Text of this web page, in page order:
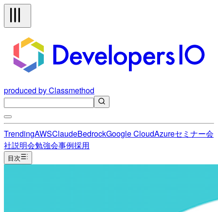
produced by Classmethod
TrendingAWSClaudeBedrockGoogle CloudAzureセミナー会
社説明会勉強会事例採用
目次